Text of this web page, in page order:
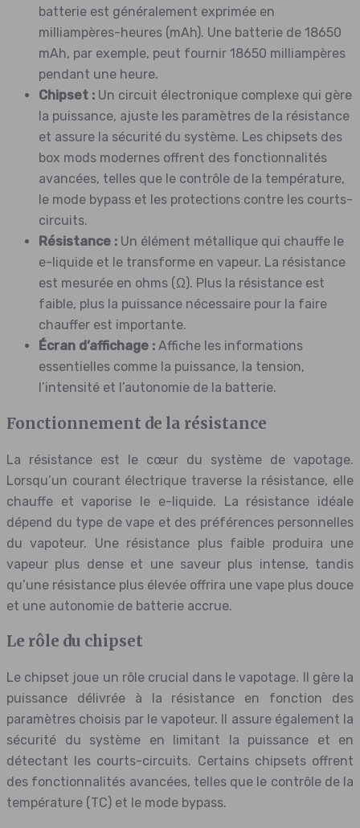
batterie est généralement exprimée en
milliampères-heures (mAh). Une batterie de 18650
mAh, par exemple, peut fournir 18650 milliampères
pendant une heure.
Chipset : Un circuit électronique complexe qui gère
la puissance, ajuste les paramètres de la résistance
et assure la sécurité du système. Les chipsets des
box mods modernes offrent des fonctionnalités
avancées, telles que le contrôle de la température,
le mode bypass et les protections contre les courts-
circuits.
Résistance : Un élément métallique qui chauffe le
e-liquide et le transforme en vapeur. La résistance
est mesurée en ohms (Ω). Plus la résistance est
faible, plus la puissance nécessaire pour la faire
chauffer est importante.
Écran d’affichage : Affiche les informations
essentielles comme la puissance, la tension,
l’intensité et l’autonomie de la batterie.
Fonctionnement de la résistance
La résistance est le cœur du système de vapotage.
Lorsqu’un courant électrique traverse la résistance, elle
chauffe et vaporise le e-liquide. La résistance idéale
dépend du type de vape et des préférences personnelles
du vapoteur. Une résistance plus faible produira une
vapeur plus dense et une saveur plus intense, tandis
qu’une résistance plus élevée offrira une vape plus douce
et une autonomie de batterie accrue.
Le rôle du chipset
Le chipset joue un rôle crucial dans le vapotage. Il gère la
puissance délivrée à la résistance en fonction des
paramètres choisis par le vapoteur. Il assure également la
sécurité du système en limitant la puissance et en
détectant les courts-circuits. Certains chipsets offrent
des fonctionnalités avancées, telles que le contrôle de la
température (TC) et le mode bypass.